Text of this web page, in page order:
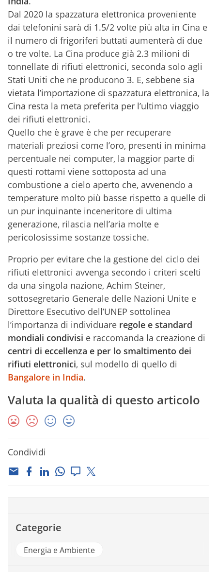
Dal 2020 la spazzatura elettronica proveniente
dai telefonini sarà di 1.5/2 volte più alta in Cina e
il numero di frigoriferi buttati aumenterà di due
o tre volte. La Cina produce già 2.3 milioni di
tonnellate di rifiuti elettronici, seconda solo agli
Stati Uniti che ne producono 3. E, sebbene sia
vietata l’importazione di spazzatura elettronica, la
Cina resta la meta preferita per l’ultimo viaggio
dei rifiuti elettronici.
Quello che è grave è che per recuperare
materiali preziosi come l’oro, presenti in minima
percentuale nei computer, la maggior parte di
questi rottami viene sottoposta ad una
combustione a cielo aperto che, avvenendo a
temperature molto più basse rispetto a quelle di
un pur inquinante inceneritore di ultima
generazione, rilascia nell’aria molte e
pericolosissime sostanze tossiche.
Proprio per evitare che la gestione del ciclo dei
rifiuti elettronici avvenga secondo i criteri scelti
da una singola nazione, Achim Steiner,
sottosegretario Generale delle Nazioni Unite e
Direttore Esecutivo dell’UNEP sottolinea
l’importanza di individuare regole e standard
mondiali condivisi e raccomanda la creazione di
centri di eccellenza e per lo smaltimento dei
rifiuti elettronici, sul modello di quello di
Bangalore in India.
Valuta la qualità di questo articolo
Condividi
Categorie
Energia e Ambiente